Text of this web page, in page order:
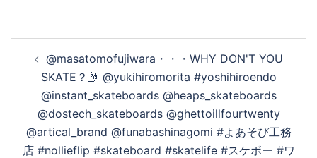
ゲ
ー
@masatomofujiwara・・・WHY DON'T YOU
SKATE？🤳 @yukihiromorita #yoshihiroendo
@instant_skateboards @heaps_skateboards
@dostech_skateboards @ghettoillfourtwenty
@artical_brand @funabashinagomi #よあそび工務
店 #nollieflip #skateboard #skatelife #スケボー #ワ